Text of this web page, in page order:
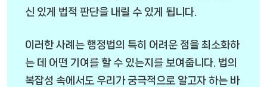
신 있게 법적 판단을 내릴 수 있게 됩니다.
이러한 사례는 행정법의 특히 어려운 점을 최소화하
는 데 어떤 기여를 할 수 있는지를 보여줍니다. 법의
복잡성 속에서도 우리가 궁극적으로 알고자 하는 바